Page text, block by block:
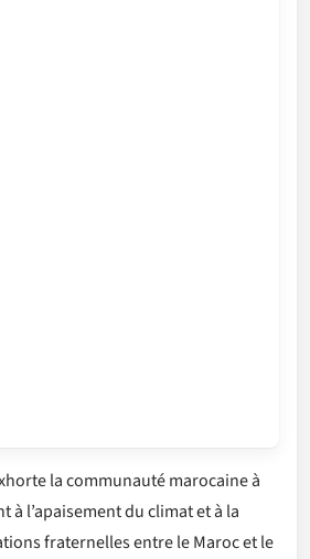
la communauté marocaine à
à l’apaisement du climat et à la
fraternelles entre le Maroc et le